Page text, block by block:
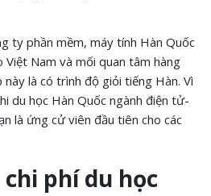
ty phần mềm, máy tính Hàn Quốc
Nam và mối quan tâm hàng
này là có trình độ giỏi tiếng Hàn. Vì
du học Hàn Quốc ngành điện tử-
là ứng cử viên đầu tiên cho các
phí du học